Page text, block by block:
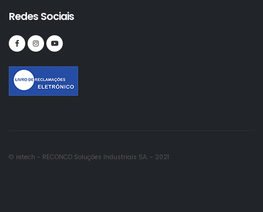
Redes Sociais
© retech - RECONCO Soluções Industriais SA. - 2021